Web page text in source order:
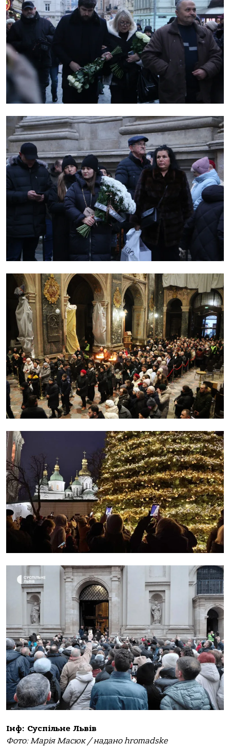
Інф: Суспільне Львів
Фото: Марія Масюк / надано hromadske